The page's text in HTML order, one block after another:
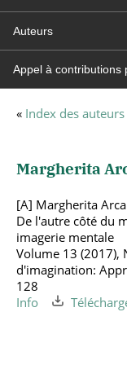
Auteurs
Appel à contributions
« Index des auteurs
Margherita
[A] Margherita
De l'autre côté du
imagerie mentale
Volume 13 (2017),
d'imagination:
128
Info